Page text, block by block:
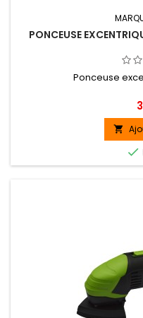
PONCEUSE
Ponceuse

